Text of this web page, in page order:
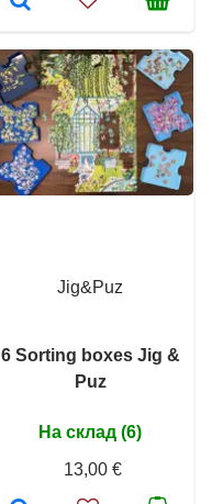
Jig&Puz
6 Sorting boxes Jig &
Puz
На склад (6)
13,00 €